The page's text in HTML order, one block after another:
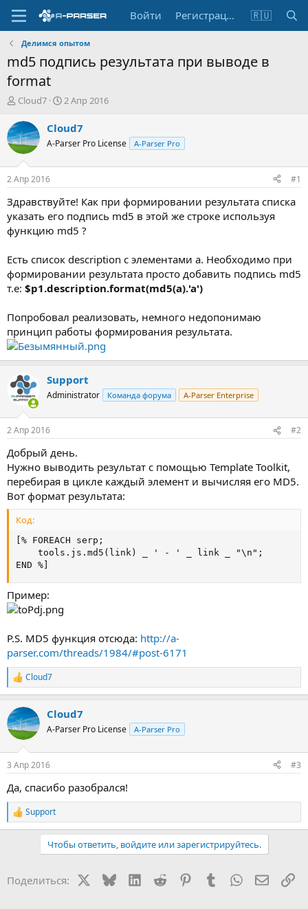
Войти Регистрация 🇷🇺
Делимся опытом
md5 подпись результата при выводе в
format
А
т
о
р
т
м
ы
Cloud7
Д
т
н
а
л
2 Апр 2016
Cloud7
A-Parser Pro License A-Parser Pro
2 Апр 2016 #1
Здравствуйте! Как при формировании результата списка
указать его подпись md5 в этой же строке используя
функцию md5 ?
Есть список description с элементами a. Необходимо при
формировании результата просто добавить подпись md5
т.е: $p1.description.format(md5(a).'a')
Попробовал реализовать, немного недопонимаю
принцип работы формирования результата.
Support
Administrator Команда форума A-Parser Enterprise
2 Апр 2016 #2
Добрый день.
Нужно выводить результат с помощью Template Toolkit,
перебирая в цикле каждый элемент и вычисляя его MD5.
Вот формат результата:
Код:
[% FOREACH serp;
    tools.js.md5(link) _ ' - ' _ link _ "\n";
END %]
Пример:
P.S. MD5 функция отсюда: http://a-
parser.com/threads/1984/#post-6171
Р
е
к
ц
и
Cloud7
Cloud7
A-Parser Pro License A-Parser Pro
3 Апр 2016 #3
Да, спасибо разобрался!
Р
е
и
Support
Чтобы ответить, войдите или зарегистрируйтесь.
Поделиться: BlueskyLinkedIn
Reddit PinterestTumblr WhatsApp